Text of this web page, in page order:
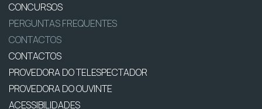
CONCURSOS
PERGUNTAS FREQUENTES
CONTACTOS
CONTACTOS
PROVEDORA DO TELESPECTADOR
PROVEDORA DO OUVINTE
ACESSIBILIDADES